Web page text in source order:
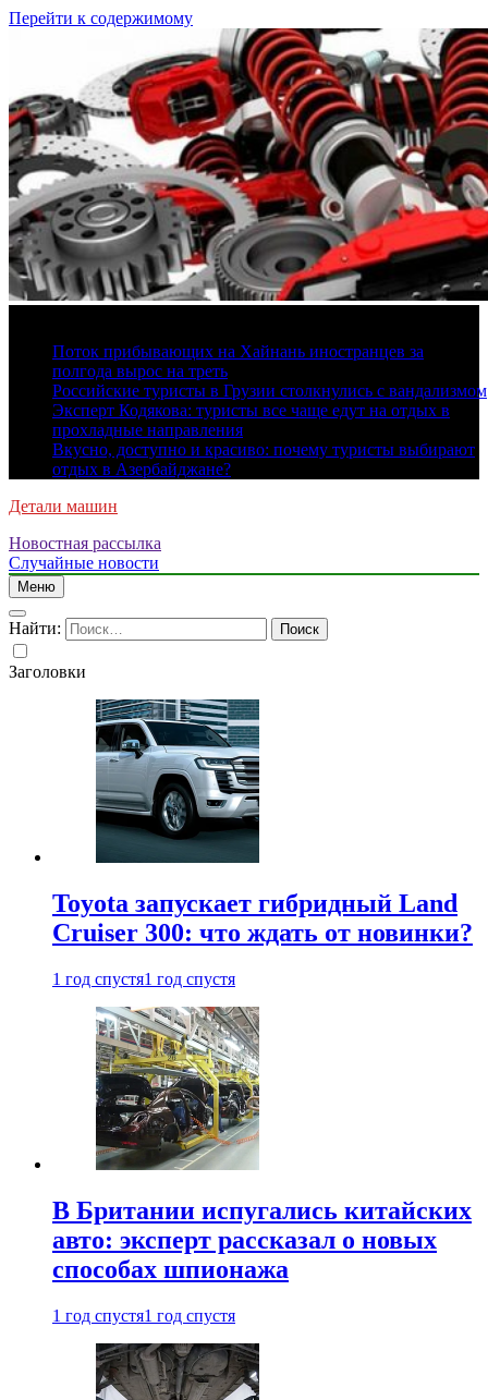
Перейти к содержимому
Поток прибывающих на Хайнань иностранцев за
полгода вырос на треть
Российские туристы в Грузии столкнулись с вандализмом
Эксперт Кодякова: туристы все чаще едут на отдых в
прохладные направления
Вкусно, доступно и красиво: почему туристы выбирают
отдых в Азербайджане?
Детали машин
Новостная рассылка
Случайные новости
Меню
Найти:
Заголовки
Toyota запускает гибридный Land
Cruiser 300: что ждать от новинки?
1 год спустя1 год спустя
В Британии испугались китайских
авто: эксперт рассказал о новых
способах шпионажа
1 год спустя1 год спустя